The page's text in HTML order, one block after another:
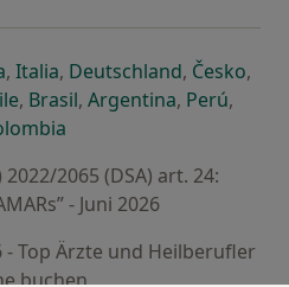
Registerkarte
einer neuen Registerkarte
öffnet in einer neuen
, Italiaöffnet in einer neuen
, Deutschlandöffnet in
, Česko,
neuen Registerkarte
in einer neuen Registerkarte
öffnet in einer neuen
, Brasilöffnet in einer neuen
, Argentinaöffnet in
, Perúöffnet
,
2022/2065 (DSA) art. 24:
- Juni 2026
Top Ärzte und Heilberufler
buchen